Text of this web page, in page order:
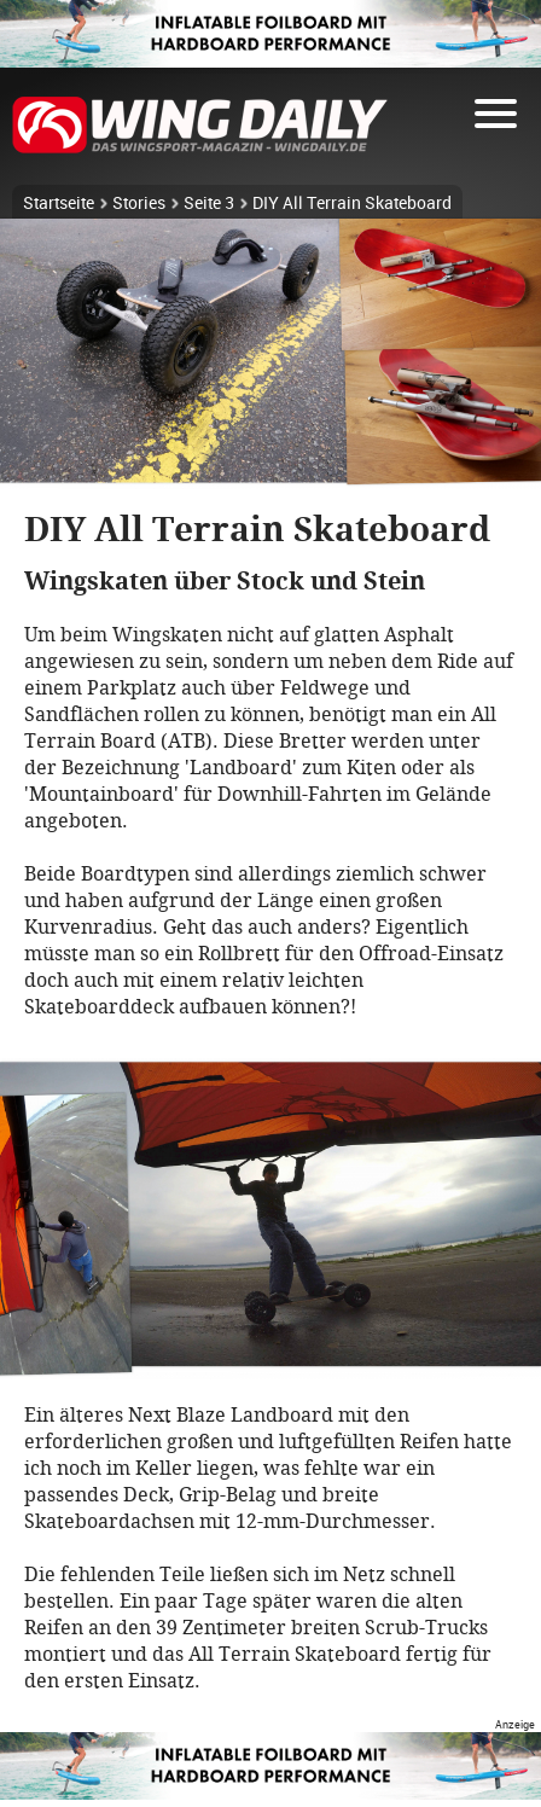
Startseite Stories Seite 3 DIY All Terrain Skateboard
DIY All Terrain Skateboard
Wingskaten über Stock und Stein
Um beim Wingskaten nicht auf glatten Asphalt
angewiesen zu sein, sondern um neben dem Ride auf
einem Parkplatz auch über Feldwege und
Sandflächen rollen zu können, benötigt man ein All
Terrain Board (ATB). Diese Bretter werden unter
der Bezeichnung 'Landboard' zum Kiten oder als
'Mountainboard' für Downhill-Fahrten im Gelände
angeboten.
Beide Boardtypen sind allerdings ziemlich schwer
und haben aufgrund der Länge einen großen
Kurvenradius. Geht das auch anders? Eigentlich
müsste man so ein Rollbrett für den Offroad-Einsatz
doch auch mit einem relativ leichten
Skateboarddeck aufbauen können?!
Ein älteres Next Blaze Landboard mit den
erforderlichen großen und luftgefüllten Reifen hatte
ich noch im Keller liegen, was fehlte war ein
passendes Deck, Grip-Belag und breite
Skateboardachsen mit 12-mm-Durchmesser.
Die fehlenden Teile ließen sich im Netz schnell
bestellen. Ein paar Tage später waren die alten
Reifen an den 39 Zentimeter breiten Scrub-Trucks
montiert und das All Terrain Skateboard fertig für
den ersten Einsatz.